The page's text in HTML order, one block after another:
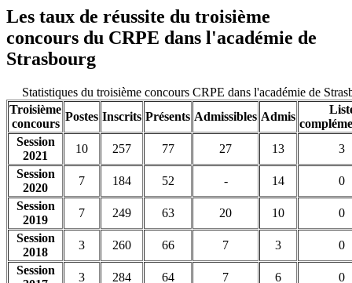
Les taux de réussite du troisième
concours du CRPE dans l'académie de
Strasbourg
Statistiques du troisième concours CRPE dans l'académie de
Troisième
concours
Postes Inscrits Présents Admissibles Admis
Session
2021
10 257 77 27 13
3
Session
2020
7 184 52 - 14
0
Session
2019
7 249 63 20 10
0
Session
2018
3 260 66 7 3
0
Session
3 284 64 7 6 0